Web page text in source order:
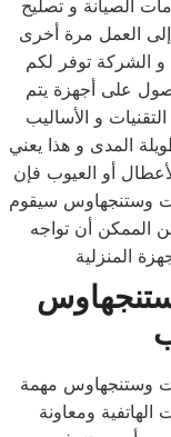
الصيانة و تصليح
العمل مرة أخرى
و الشركة توفر لكم
على أجهزة يتم
و الأساليب
المدى و هذا يعني
أو العيوب فإن
وستنجهاوس سيقوم
الممكن أن تواجه
المنزلية
وستنجهاوس مهمة
ومعاونة